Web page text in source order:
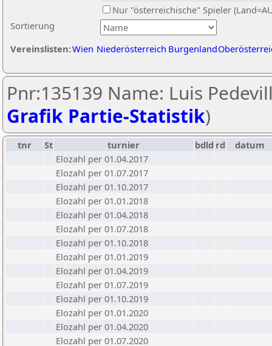
Sortierung
Nur "österreichische" Spieler
Vereinslisten:Wien Niederösterreich Burgenland
Pnr:135139 Name: Luis
Grafik Partie-Statistik)
tnr St turnier bdld rd
datum
Elozahl per 01.04.2017
Elozahl per 01.07.2017
Elozahl per 01.10.2017
Elozahl per 01.01.2018
Elozahl per 01.04.2018
Elozahl per 01.07.2018
Elozahl per 01.10.2018
Elozahl per 01.01.2019
Elozahl per 01.04.2019
Elozahl per 01.07.2019
Elozahl per 01.10.2019
Elozahl per 01.01.2020
Elozahl per 01.04.2020
Elozahl per 01.07.2020